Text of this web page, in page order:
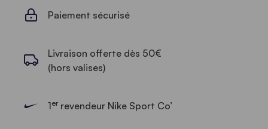
Paiement sécurisé
Livraison offerte dès 50€
(hors valises)
1errevendeur Nike Sport Co’